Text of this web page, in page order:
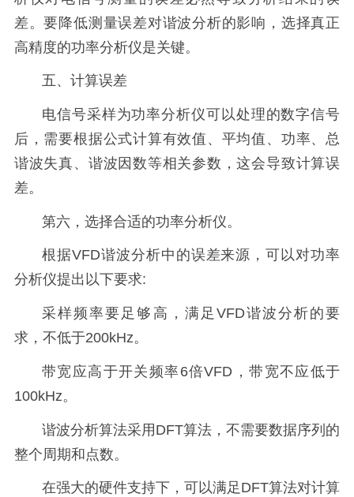
差。要降低测量误差对谐波分析的影响，选择真正
高精度的功率分析仪是关键。
五、计算误差
电信号采样为功率分析仪可以处理的数字信号
后，需要根据公式计算有效值、平均值、功率、总
谐波失真、谐波因数等相关参数，这会导致计算误
差。
第六，选择合适的功率分析仪。
根据VFD谐波分析中的误差来源，可以对功率
分析仪提出以下要求:
采样频率要足够高，满足VFD谐波分析的要
求，不低于200kHz。
带宽应高于开关频率6倍VFD，带宽不应低于
100kHz。
谐波分析算法采用DFT算法，不需要数据序列的
整个周期和点数。
在强大的硬件支持下，可以满足DFT算法对计算